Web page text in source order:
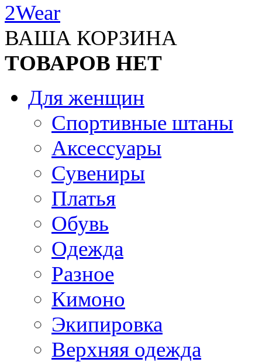
2Wear
ВАША КОРЗИНА
ТОВАРОВ НЕТ
Для женщин
Спортивные штаны
Аксессуары
Сувениры
Платья
Обувь
Одежда
Разное
Кимоно
Экипировка
Верхняя одежда